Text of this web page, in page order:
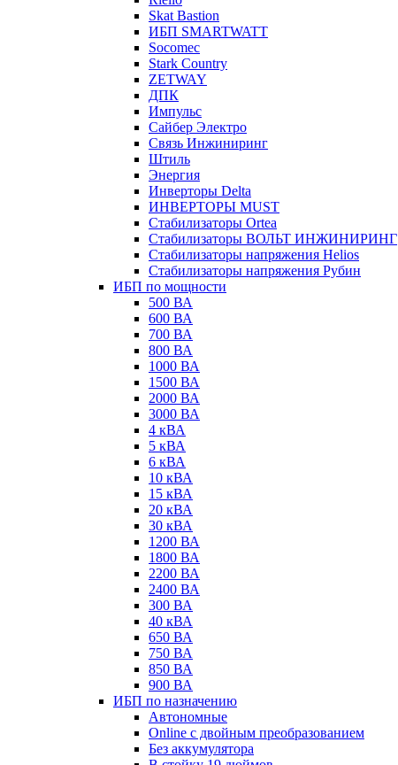
Skat Bastion
ИБП SMARTWATT
Socomec
Stark Country
ZETWAY
ДПК
Импульс
Сайбер Электро
Связь Инжиниринг
Штиль
Энергия
Инверторы Delta
ИНВЕРТОРЫ MUST
Стабилизаторы Ortea
Стабилизаторы ВОЛЬТ ИНЖИНИРИНГ
Стабилизаторы напряжения Helios
Стабилизаторы напряжения Рубин
ИБП по мощности
500 ВА
600 ВА
700 ВА
800 ВА
1000 ВА
1500 ВА
2000 ВА
3000 ВА
4 кВА
5 кВА
6 кВА
10 кВА
15 кВА
20 кВА
30 кВА
1200 ВА
1800 ВА
2200 ВА
2400 ВА
300 ВА
40 кВА
650 ВА
750 ВА
850 ВА
900 ВА
ИБП по назначению
Автономные
Online с двойным преобразованием
Без аккумулятора